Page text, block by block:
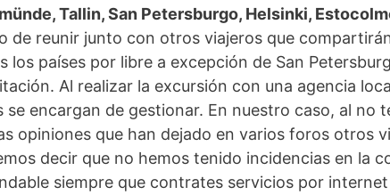
Tallin, San Petersburgo, Helsinki,
de reunir junto con otros viajeros que
los países por libre a excepción de San
Al realizar la excursión con una agencia
se encargan de gestionar. En nuestro caso, al
opiniones que han dejado en varios foros otros
decir que no hemos tenido incidencias en la
siempre que contrates servicios por